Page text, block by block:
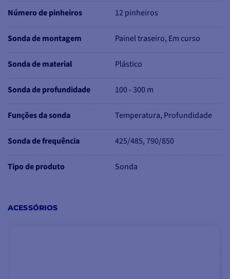
Número de pinheiros 12 pinheiros
Sonda de montagem Painel traseiro, Em curso
Sonda de material Plástico
Sonda de profundidade 100 - 300 m
Funções da sonda Temperatura, Profundidade
Sonda de frequência 425/485, 790/850
Tipo de produto Sonda
- Frequência 455kHz:
profundidade até 305M
gama 790-850Khz:
TECNOLOGIA
A tecnologia SideVü
ambos os lados da
ACESSÓRIOS